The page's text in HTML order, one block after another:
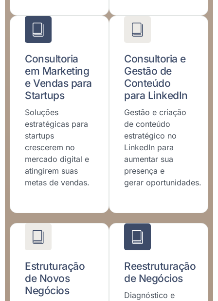
Consultoria
em Marketing
e Vendas para
Startups
Soluções
estratégicas para
startups
crescerem no
mercado digital e
atingirem suas
metas de vendas.
Consultoria e
Gestão de
Conteúdo
para LinkedIn
Gestão e criação
de conteúdo
estratégico no
LinkedIn para
aumentar sua
presença e
gerar oportunidades.
Estruturação
de Novos
Negócios
Reestruturação
de Negócios
Diagnóstico e